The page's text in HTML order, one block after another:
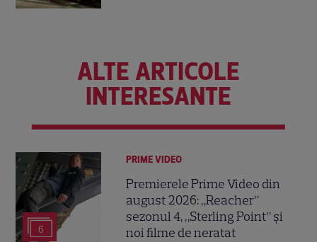
ALTE ARTICOLE
INTERESANTE
6
PRIME VIDEO
Premierele Prime Video din
august 2026: „Reacher”
sezonul 4, „Sterling Point” și
noi filme de neratat